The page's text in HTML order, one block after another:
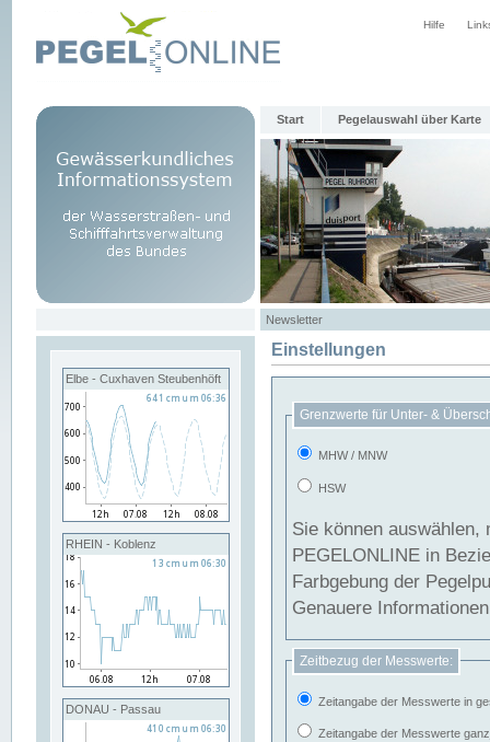
Hilfe
Start Pegelauswahl über Karte
Newsletter
Elbe - Cuxhaven Steubenhöft
RHEIN - Koblenz
DONAU - Passau
Einstellungen
Grenzwerte für Unter- &
MHW / MNW
HSW
Sie können
PEGELONLINE in Beziehung
Farbgebung der
Genauere
Zeitbezug der Messwerte:
Zeitangabe der Messwerte in
Zeitangabe der Messwerte